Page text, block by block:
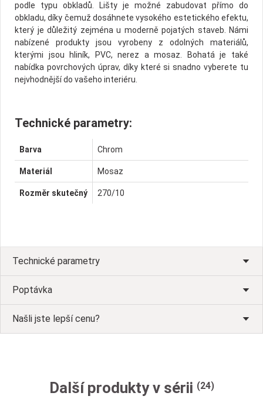
podle typu obkladů. Lišty je možné zabudovat přímo do
obkladu, díky čemuž dosáhnete vysokého estetického efektu,
který je důležitý zejména u moderně pojatých staveb. Námi
nabízené produkty jsou vyrobeny z odolných materiálů,
kterými jsou hliník, PVC, nerez a mosaz. Bohatá je také
nabídka povrchových úprav, díky které si snadno vyberete tu
nejvhodnější do vašeho interiéru.
Technické parametry:
Barva Chrom
Materiál Mosaz
Rozměr skutečný 270/10
Technické parametry
Poptávka
Našli jste lepší cenu?
Další produkty v sérii (24)